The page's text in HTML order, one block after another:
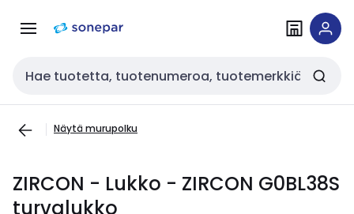
navigointiinsisältöön
Haku
Näytä murupolku
ZIRCON - Lukko - ZIRCON G0BL38S
turvalukko